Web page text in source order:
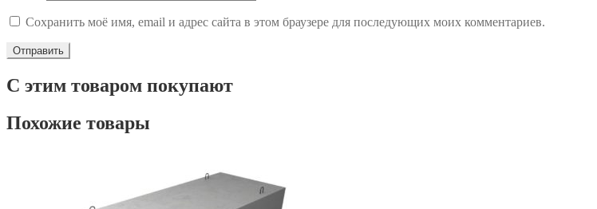
Сохранить моё имя, email и адрес сайта в этом браузере для последующих моих комментариев.
С этим товаром покупают
Похожие товары